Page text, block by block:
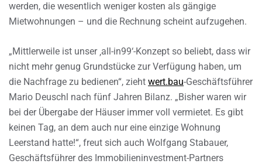
werden, die wesentlich weniger kosten als gängige
Mietwohnungen – und die Rechnung scheint aufzugehen.
„Mittlerweile ist unser ‚all-in99‘-Konzept so beliebt, dass wir
nicht mehr genug Grundstücke zur Verfügung haben, um
die Nachfrage zu bedienen“, zieht wert.bau-Geschäftsführer
Mario Deuschl nach fünf Jahren Bilanz. „Bisher waren wir
bei der Übergabe der Häuser immer voll vermietet. Es gibt
keinen Tag, an dem auch nur eine einzige Wohnung
Leerstand hatte!“, freut sich auch Wolfgang Stabauer,
Geschäftsführer des Immobilieninvestment-Partners